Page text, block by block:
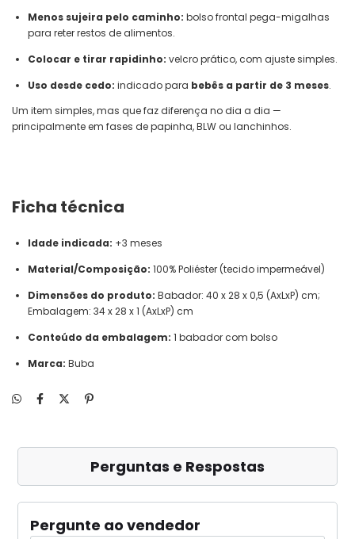
Menos sujeira pelo caminho: bolso frontal pega-migalhas
para reter restos de alimentos.
Colocar e tirar rapidinho: velcro prático, com ajuste simples.
Uso desde cedo: indicado para bebês a partir de 3 meses.
Um item simples, mas que faz diferença no dia a dia —
principalmente em fases de papinha, BLW ou lanchinhos.
Ficha técnica
Idade indicada: +3 meses
Material/Composição: 100% Poliéster (tecido impermeável)
Dimensões do produto: Babador: 40 x 28 x 0,5 (AxLxP) cm;
Embalagem: 34 x 28 x 1 (AxLxP) cm
Conteúdo da embalagem: 1 babador com bolso
Marca: Buba
Perguntas e Respostas
Pergunte ao vendedor